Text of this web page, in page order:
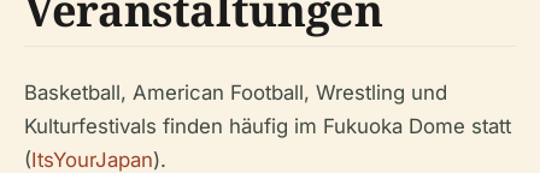
Basketball, American Football, Wrestling und
Kulturfestivals finden häufig im Fukuoka Dome statt
(ItsYourJapan).